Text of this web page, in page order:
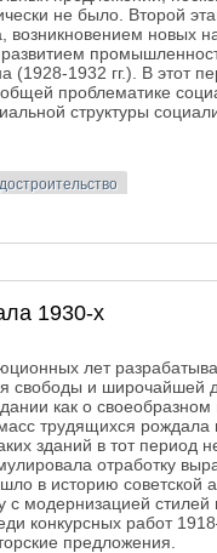
не было. Второй
возникновением новых
(1928-1932 гг.). В этот
проблематике
структуры
1930-х
лет
свободы и широчайшей
как о
трудящихся рождала
зданий в тот период
отработку
в историю советской
модернизацией стилей
конкурсных работ
предложения.